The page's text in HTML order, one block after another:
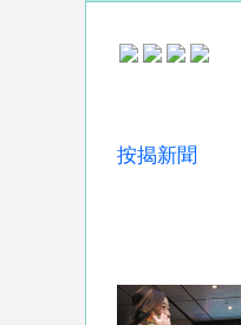
按揭新聞